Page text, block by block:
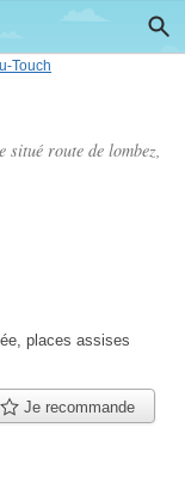
Touch
situé route de lombez,
places assises
Je recommande